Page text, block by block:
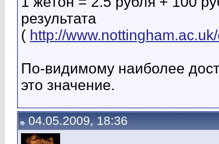
результата
( http://
По-видимому наиболее
это значение.
04.05.2009, 18:36